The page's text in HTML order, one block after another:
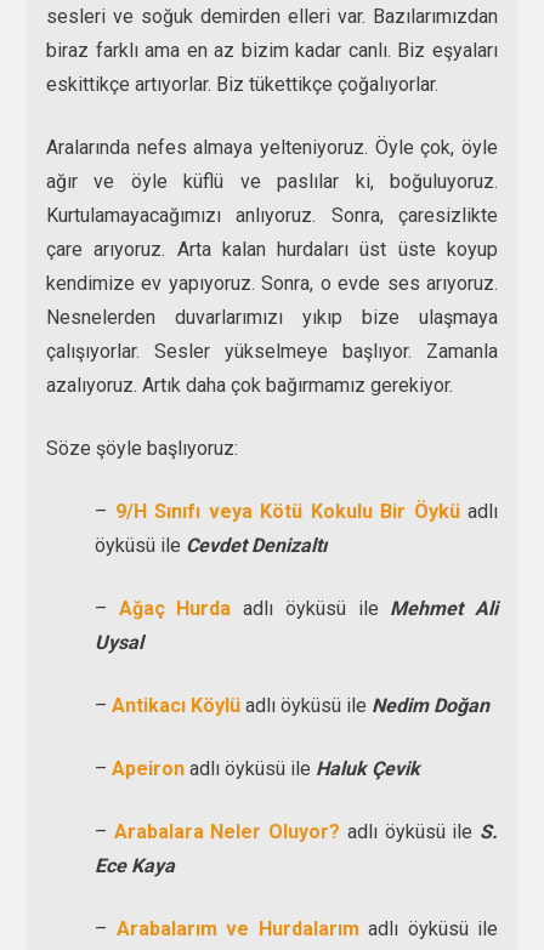
sesleri ve soğuk demirden elleri var. Bazılarımızdan
biraz farklı ama en az bizim kadar canlı. Biz eşyaları
eskittikçe artıyorlar. Biz tükettikçe çoğalıyorlar.
Aralarında nefes almaya yelteniyoruz. Öyle çok, öyle
ağır ve öyle küflü ve paslılar ki, boğuluyoruz.
Kurtulamayacağımızı anlıyoruz. Sonra, çaresizlikte
çare arıyoruz. Arta kalan hurdaları üst üste koyup
kendimize ev yapıyoruz. Sonra, o evde ses arıyoruz.
Nesnelerden duvarlarımızı yıkıp bize ulaşmaya
çalışıyorlar. Sesler yükselmeye başlıyor. Zamanla
azalıyoruz. Artık daha çok bağırmamız gerekiyor.
Söze şöyle başlıyoruz:
– 9/H Sınıfı veya Kötü Kokulu Bir Öyküadlı
öyküsü ile Cevdet Denizaltı
– Ağaç Hurda adlı öyküsü ile Mehmet Ali
Uysal
– Antikacı Köylü adlı öyküsü ile Nedim Doğan
– Apeiron adlı öyküsü ile Haluk Çevik
– Arabalara Neler Oluyor? adlı öyküsü ile S.
Ece Kaya
– Arabalarım ve Hurdalarım adlı öyküsü ile